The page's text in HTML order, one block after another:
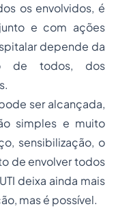
os envolvidos, é
e com ações
depende da
de todos, dos
ser alcançada,
simples e muito
sensibilização, o
de envolver todos
deixa ainda mais
mas é possível.